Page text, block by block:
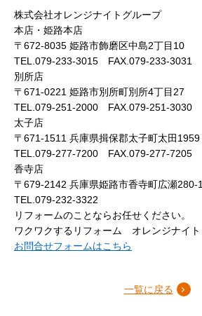
株式会社オレンジナイトグループ
本店・姫路本店
〒672-8035 姫路市飾磨区中島2丁目10
TEL.079-233-3015 FAX.079-233-3031
別所店
〒671-0221 姫路市別所町別所4丁目27
TEL.079-251-2000 FAX.079-251-3030
太子店
〒671-1511 兵庫県揖保郡太子町太田1959
TEL.079-277-7200 FAX.079-277-7205
香寺店
〒679-2142 兵庫県姫路市香寺町広瀬280-1
TEL.079-232-3322
リフォームのことならお任せください。
ワクワクするリフォーム オレンジナイト
お問合せフォームはこちら
一覧に戻る